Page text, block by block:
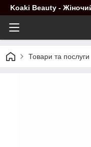
Koaki Beauty -
Товари та послуги